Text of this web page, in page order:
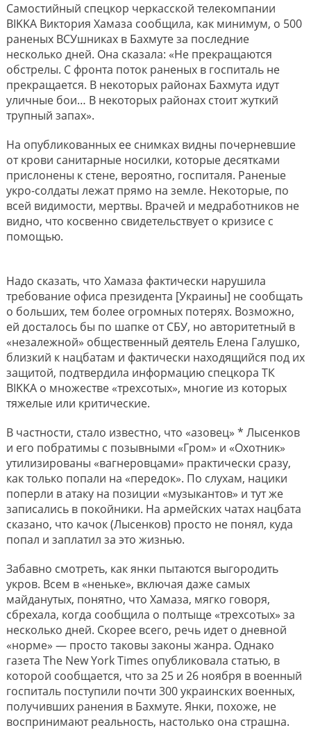
Самостийный спецкор черкасской телекомпании
BIKKA Виктория Хамаза сообщила, как минимум, о 500
раненых ВСУшниках в Бахмуте за последние
несколько дней. Она сказала: «Не прекращаются
обстрелы. С фронта поток раненых в госпиталь не
прекращается. В некоторых районах Бахмута идут
уличные бои… В некоторых районах стоит жуткий
трупный запах».
На опубликованных ее снимках видны почерневшие
от крови санитарные носилки, которые десятками
прислонены к стене, вероятно, госпиталя. Раненые
укро-солдаты лежат прямо на земле. Некоторые, по
всей видимости, мертвы. Врачей и медработников не
видно, что косвенно свидетельствует о кризисе с
помощью.
Надо сказать, что Хамаза фактически нарушила
требование офиса президента [Украины] не сообщать
о больших, тем более огромных потерях. Возможно,
ей досталось бы по шапке от СБУ, но авторитетный в
«незалежной» общественный деятель Елена Галушко,
близкий к нацбатам и фактически находящийся под их
защитой, подтвердила информацию спецкора ТК
BIKKA о множестве «трехсотых», многие из которых
тяжелые или критические.
В частности, стало известно, что «азовец» * Лысенков
и его побратимы с позывными «Гром» и «Охотник»
утилизированы «вагнеровцами» практически сразу,
как только попали на «передок». По слухам, нацики
поперли в атаку на позиции «музыкантов» и тут же
записались в покойники. На армейских чатах нацбата
сказано, что качок (Лысенков) просто не понял, куда
попал и заплатил за это жизнью.
Забавно смотреть, как янки пытаются выгородить
укров. Всем в «неньке», включая даже самых
майданутых, понятно, что Хамаза, мягко говоря,
сбрехала, когда сообщила о полтыще «трехсотых» за
несколько дней. Скорее всего, речь идет о дневной
«норме» — просто таковы законы жанра. Однако
газета The New York Times опубликовала статью, в
которой сообщается, что за 25 и 26 ноября в военный
госпиталь поступили почти 300 украинских военных,
получивших ранения в Бахмуте. Янки, похоже, не
воспринимают реальность, настолько она страшна.